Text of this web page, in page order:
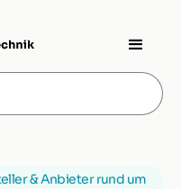
& Anbieter rund um